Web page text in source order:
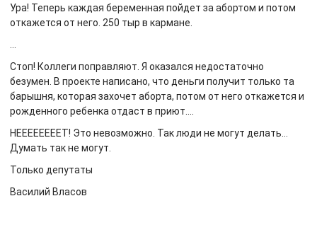
Ура! Теперь каждая беременная пойдет за абортом и потом
откажется от него. 250 тыр в кармане.
Стоп! Коллеги поправляют. Я оказался недостаточно
безумен. В проекте написано, что деньги получит только та
барышня, которая захочет аборта, потом от него откажется и
рожденного ребенка отдаст в приют….
НЕЕЕЕЕЕЕЕТ! Это невозможно. Так люди не могут делать…
Думать так не могут.
Только депутаты
Василий Власов